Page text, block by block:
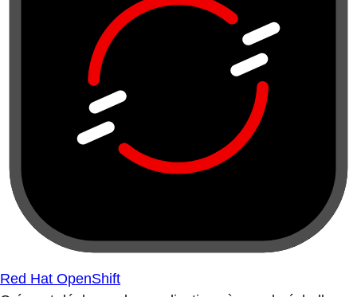
Red Hat OpenShift